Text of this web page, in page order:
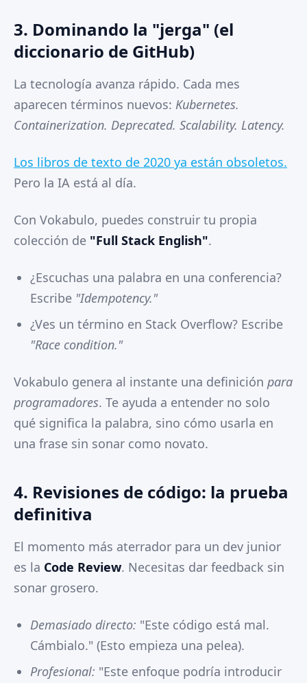
3. Dominando la "jerga" (el
diccionario de GitHub)
La tecnología avanza rápido. Cada mes
aparecen términos nuevos: Kubernetes.
Containerization. Deprecated. Scalability. Latency.
Los libros de texto de 2020 ya están obsoletos.
Pero la IA está al día.
Con Vokabulo, puedes construir tu propia
colección de "Full Stack English".
¿Escuchas una palabra en una conferencia?
Escribe "Idempotency."
¿Ves un término en Stack Overflow? Escribe
"Race condition."
Vokabulo genera al instante una definición para
programadores. Te ayuda a entender no solo
qué significa la palabra, sino cómo usarla en
una frase sin sonar como novato.
4. Revisiones de código: la prueba
definitiva
El momento más aterrador para un dev junior
es la Code Review. Necesitas dar feedback sin
sonar grosero.
Demasiado directo: "Este código está mal.
Cámbialo." (Esto empieza una pelea).
Profesional: "Este enfoque podría introducir